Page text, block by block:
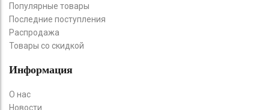
Популярные товары
Последние поступления
Распродажа
Товары со скидкой
Информация
О нас
Новости